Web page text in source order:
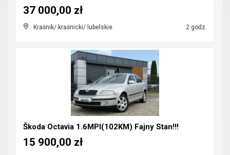
Kraśnik/ kraśnicki/ lubelskie 2 godz.
37 000,00 zł
Škoda Octavia 1.6MPI(102KM) Fajny Stan!!!
15 900,00 zł